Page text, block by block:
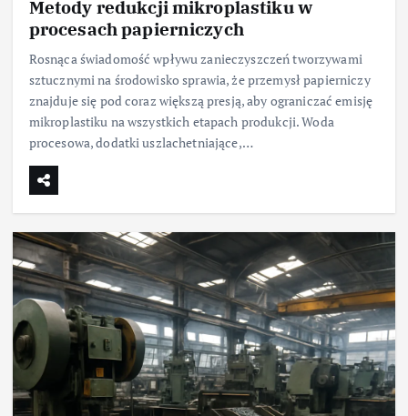
Metody redukcji mikroplastiku w
procesach papierniczych
Rosnąca świadomość wpływu zanieczyszczeń tworzywami
sztucznymi na środowisko sprawia, że przemysł papierniczy
znajduje się pod coraz większą presją, aby ograniczać emisję
mikroplastiku na wszystkich etapach produkcji. Woda
procesowa, dodatki uszlachetniające,…